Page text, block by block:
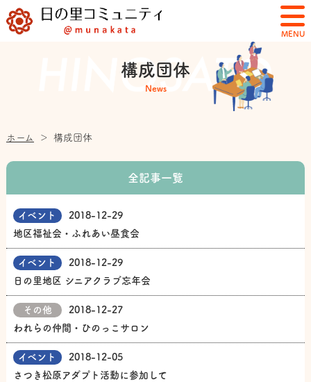
MENU
構成団体
News
ホーム ＞ 構成団体
全記事一覧
イベント
2018-12-29
地区福祉会・ふれあい昼食会
イベント
2018-12-29
日の里地区 シニアクラブ忘年会
その他
2018-12-27
われらの仲間・ひのっこサロン
イベント
2018-12-05
さつき松原アダプト活動に参加して